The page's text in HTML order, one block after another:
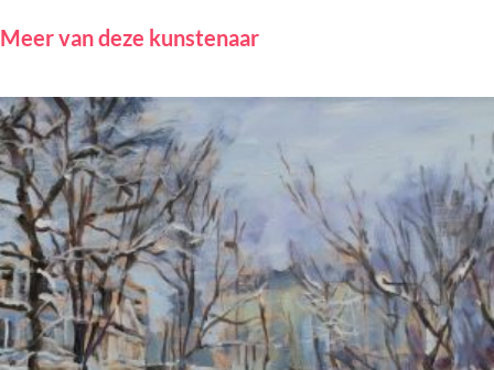
Meer van deze kunstenaar